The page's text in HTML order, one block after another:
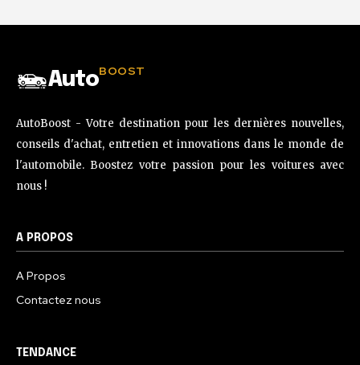
AutoBOOST
AutoBoost - Votre destination pour les dernières nouvelles,
conseils d'achat, entretien et innovations dans le monde de
l'automobile. Boostez votre passion pour les voitures avec
nous !
A PROPOS
A Propos
Contactez nous
TENDANCE